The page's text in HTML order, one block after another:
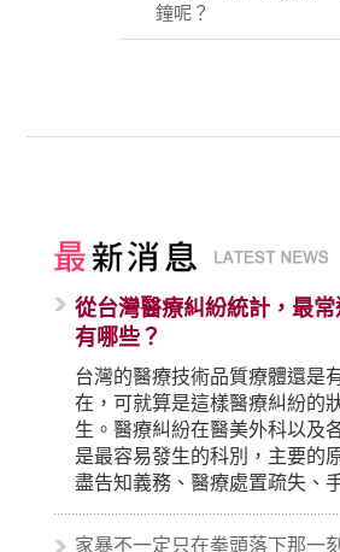
鐘呢？
從台灣醫療糾紛統計，最
有哪些？
台灣的醫療技術品質療體還是
在，可就算是這樣醫療糾紛的
生。醫療糾紛在醫美外科以及
是最容易發生的科別，主要的
盡告知義務、醫療處置疏失、
顧失當、醫療費用的收取。雖
生與病患之間引起的糾紛還是
家暴不一定只在拳頭落下那一